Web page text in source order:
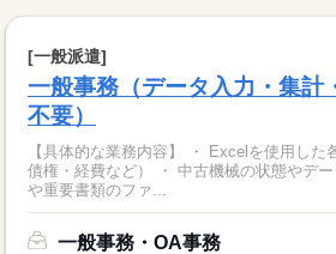
[一般派遣]
一般事務（データ入力・集計
不要）
【具体的な業務内容】 ・ Excelを使用した
債権・経費など） ・ 中古機械の状態やデ
や重要書類のファ...
一般事務・OA事務